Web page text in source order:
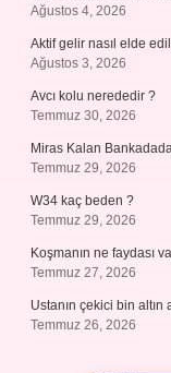
Ağustos 4, 2026
Aktif gelir nasıl elde
Ağustos 3, 2026
Avcı kolu nerededir ?
Temmuz 30, 2026
Miras Kalan
Temmuz 29, 2026
W34 kaç beden ?
Temmuz 29, 2026
Koşmanın ne faydası
Temmuz 27, 2026
Ustanın çekici bin
Temmuz 26, 2026